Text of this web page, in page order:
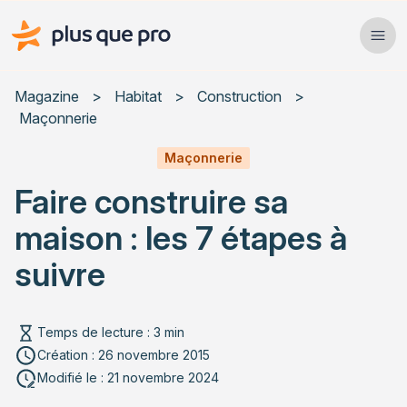
Plus que pro Mag'
Habitat
Actualités
Rechercher un article
Magazine > Habitat > Construction
>
Maçonnerie
Maçonnerie
Faire construire sa
maison : les 7 étapes à
suivre
Temps de lecture : 3 min
Création : 26 novembre 2015
Modifié le : 21 novembre 2024